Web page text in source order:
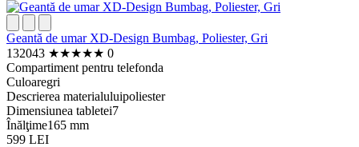
Geantă de umar XD-Design Bumbag, Poliester, Gri
132043 ★★★★★ 0
Compartiment pentru telefonda
Culoaregri
Descrierea materialuluipoliester
Dimensiunea tabletei7
Înălţime165 mm
599 LEI